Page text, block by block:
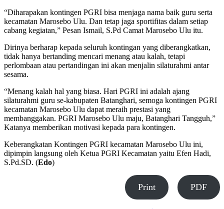
“Diharapakan kontingen PGRI bisa menjaga nama baik guru serta
kecamatan Marosebo Ulu. Dan tetap jaga sportifitas dalam setiap
cabang kegiatan,” Pesan Ismail, S.Pd Camat Marosebo Ulu itu.
Dirinya berharap kepada seluruh kontingan yang diberangkatkan,
tidak hanya bertanding mencari menang atau kalah, tetapi
perlombaan atau pertandingan ini akan menjalin silaturahmi antar
sesama.
“Menang kalah hal yang biasa. Hari PGRI ini adalah ajang
silaturahmi guru se-kabupaten Batanghari, semoga kontingen PGRI
kecamatan Marosebo Ulu dapat meraih prestasi yang
membanggakan. PGRI Marosebo Ulu maju, Batanghari Tangguh,”
Katanya memberikan motivasi kepada para kontingen.
Keberangkatan Kontingen PGRI kecamatan Marosebo Ulu ini,
dipimpin langsung oleh Ketua PGRI Kecamatan yaitu Efen Hadi,
S.Pd.SD. (Edo)
Print PDF